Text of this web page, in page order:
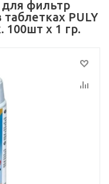
фильтр
PULY
100шт х 1 гр.